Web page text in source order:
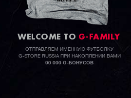
WELCOME TO G-FAMILY
ОТПРАВЛЯЕМ ИМЕННУЮ ФУТБОЛКУ
G-STORE RUSSIA ПРИ НАКОПЛЕНИИ ВАМИ
90 000 G-БОНУСОВ